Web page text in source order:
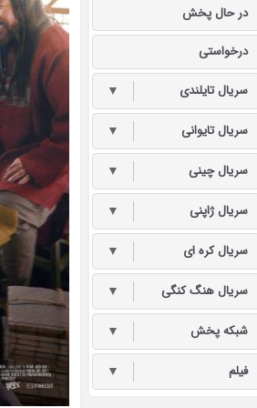
در حال پخش
درخواستی
سریال تایلندی ▼
سریال تایوانی ▼
سریال چینی ▼
سریال ژاپنی ▼
سریال کره ای ▼
سریال هنگ کنگی ▼
شبکه پخش ▼
فیلم ▼